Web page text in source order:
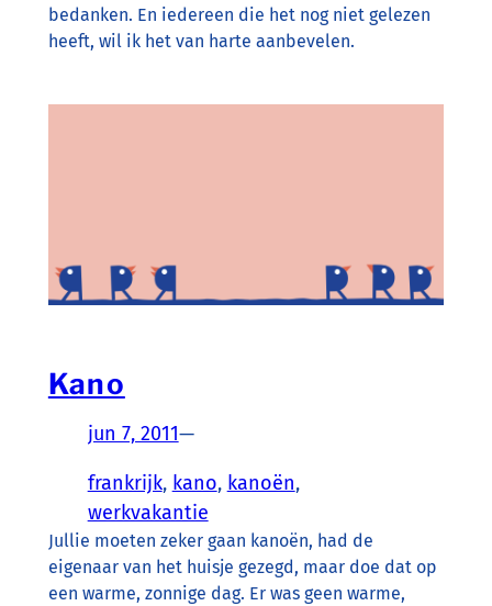
bedanken. En iedereen die het nog niet gelezen
heeft, wil ik het van harte aanbevelen.
Kano
jun 7, 2011—
frankrijk, kano, kanoën ,
werkvakantie
Jullie moeten zeker gaan kanoën, had de
eigenaar van het huisje gezegd, maar doe dat op
een warme, zonnige dag. Er was geen warme,